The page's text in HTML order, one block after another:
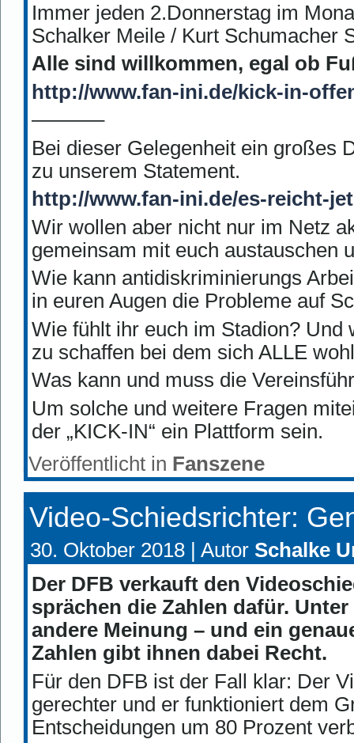
Immer jeden 2.Donnerstag im
Schalker Meile / Kurt Schumacher
Alle sind willkommen, egal ob
http://www.fan-ini.de/kick-in-
———–
Bei dieser Gelegenheit ein großes
zu unserem Statement.
http://www.fan-ini.de/es-reicht-
Wir wollen aber nicht nur im Netz
gemeinsam mit euch austauschen
Wie kann antidiskriminierungs
in euren Augen die Probleme auf
Wie fühlt ihr euch im Stadion?
zu schaffen bei dem sich ALLE
Was kann und muss die
Um solche und weitere Fragen
der „KICK-IN“ ein Plattform sein.
Veröffentlicht in Fanszene
Video-Schiedsrichter:
30. Oktober 2018 | Autor Schalke
Der DFB verkauft den
sprächen die Zahlen dafür.
andere Meinung – und ein
Zahlen gibt ihnen dabei Recht.
Für den DFB ist der Fall klar: Der
gerechter und er funktioniert dem
Entscheidungen um 80 Prozent